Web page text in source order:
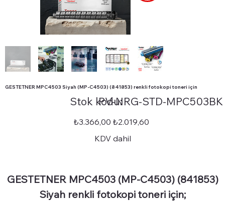
GESTETNER MPC4503 Siyah (MP-C4503) (841853) renkli fotokopi toneri için
Stok kodu:
kodu:
STD-
MPC503BK
PV-NRG-STD-MPC503BK
Orijinal
fiyat
₺3.366,00 İndirimli
fiyat
₺2.019,60
KDV dahil
GESTETNER MPC4503 (MP-C4503) (841853)
Siyah renkli fotokopi toneri için;